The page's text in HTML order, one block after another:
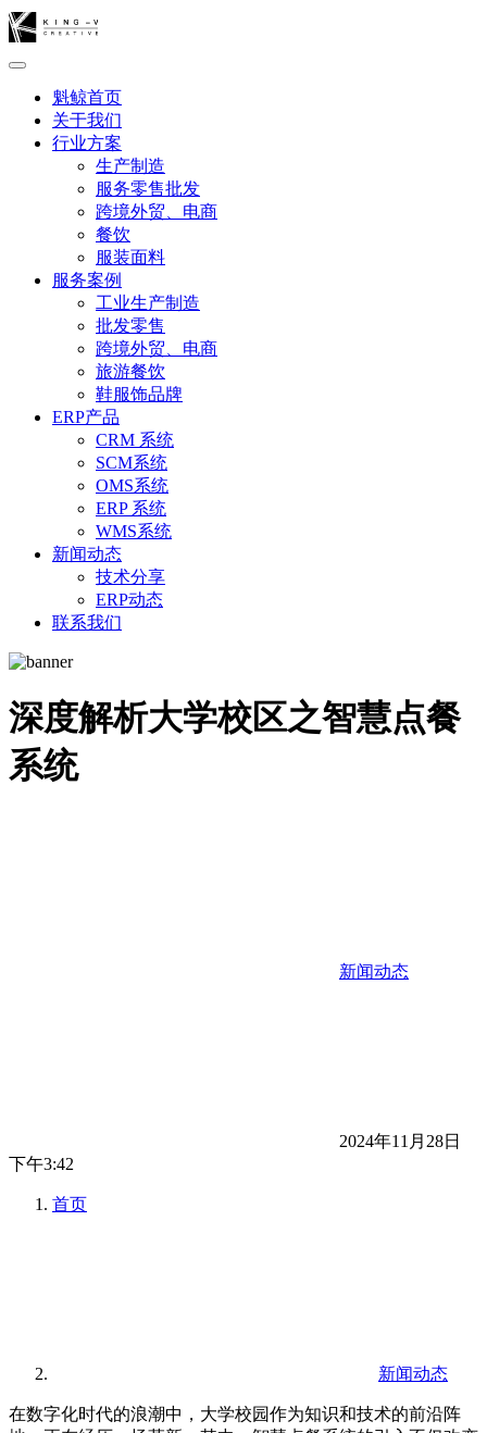
魁鲸首页
关于我们
行业方案
生产制造
服务零售批发
跨境外贸、电商
餐饮
服装面料
服务案例
工业生产制造
批发零售
跨境外贸、电商
旅游餐饮
鞋服饰品牌
ERP产品
CRM 系统
SCM系统
OMS系统
ERP 系统
WMS系统
新闻动态
技术分享
ERP动态
联系我们
深度解析大学校区之智慧点餐
系统
新闻动态
2024年11月28日
下午3:42
首页
新闻动态
在数字化时代的浪潮中，大学校园作为知识和技术的前沿阵